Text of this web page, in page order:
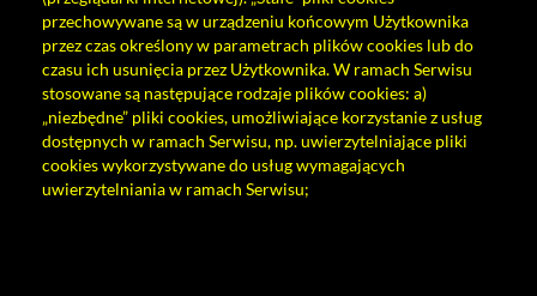
przechowywane są w urządzeniu końcowym Użytkownika
przez czas określony w parametrach plików cookies lub do
czasu ich usunięcia przez Użytkownika. W ramach Serwisu
stosowane są następujące rodzaje plików cookies: a)
„niezbędne” pliki cookies, umożliwiające korzystanie z usług
dostępnych w ramach Serwisu, np. uwierzytelniające pliki
cookies wykorzystywane do usług wymagających
uwierzytelniania w ramach Serwisu;